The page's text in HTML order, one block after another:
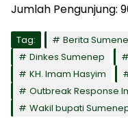
Jumlah Pengunjung:
Tag: Berita
Dinkes Sumenep
KH. Imam Hasyim
Outbreak Response
Wakil bupati